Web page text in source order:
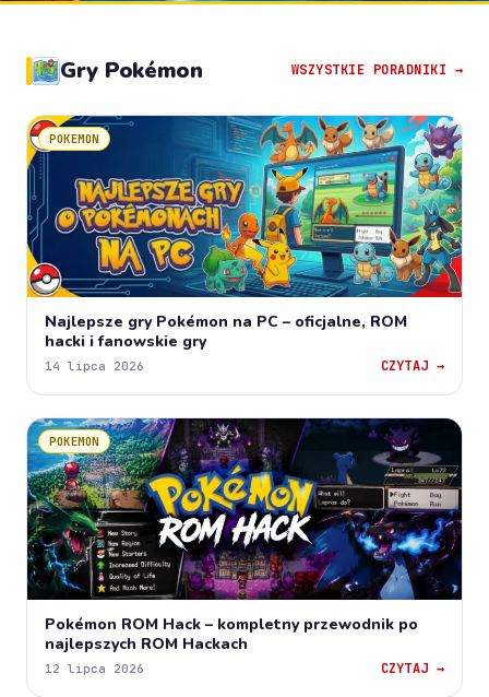
Gry Pokémon WSZYSTKIE PORADNIKI →
POKEMON
Najlepsze gry Pokémon na PC – oficjalne, ROM
hacki i fanowskie gry
14 lipca 2026 CZYTAJ →
POKEMON
Pokémon ROM Hack – kompletny przewodnik po
najlepszych ROM Hackach
12 lipca 2026 CZYTAJ →